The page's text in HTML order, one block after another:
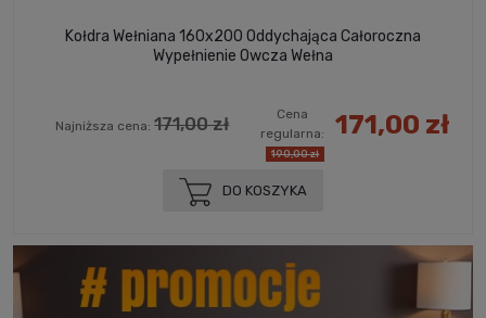
Kołdra Wełniana 160x200 Oddychająca Całoroczna
Wypełnienie Owcza Wełna
171,00 zł
Cena
regularna:
190,00 zł
Najniższa cena:171,00 zł
DO KOSZYKA